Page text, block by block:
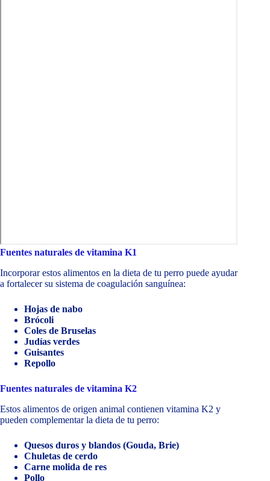
Fuentes naturales de vitamina K1
Incorporar estos alimentos en la dieta de tu perro puede ayudar
a fortalecer su sistema de coagulación sanguínea:
Hojas de nabo
Brócoli
Coles de Bruselas
Judías verdes
Guisantes
Repollo
Fuentes naturales de vitamina K2
Estos alimentos de origen animal contienen vitamina K2 y
pueden complementar la dieta de tu perro:
Quesos duros y blandos (Gouda, Brie)
Chuletas de cerdo
Carne molida de res
Pollo